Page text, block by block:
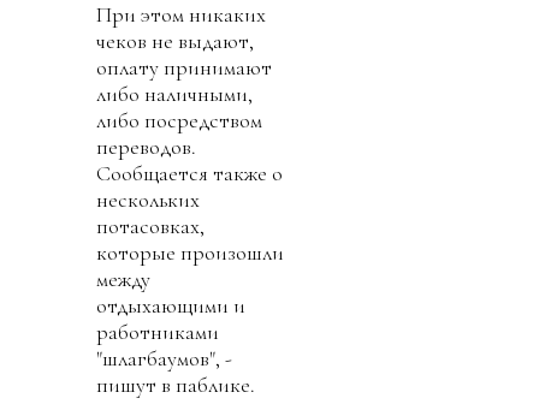
При этом никаких
чеков не выдают,
оплату принимают
либо наличными,
либо посредством
переводов.
Сообщается также о
нескольких
потасовках,
которые произошли
между
отдыхающими и
работниками
"шлагбаумов", -
пишут в паблике.